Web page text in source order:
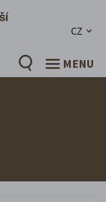
CZ
MENU